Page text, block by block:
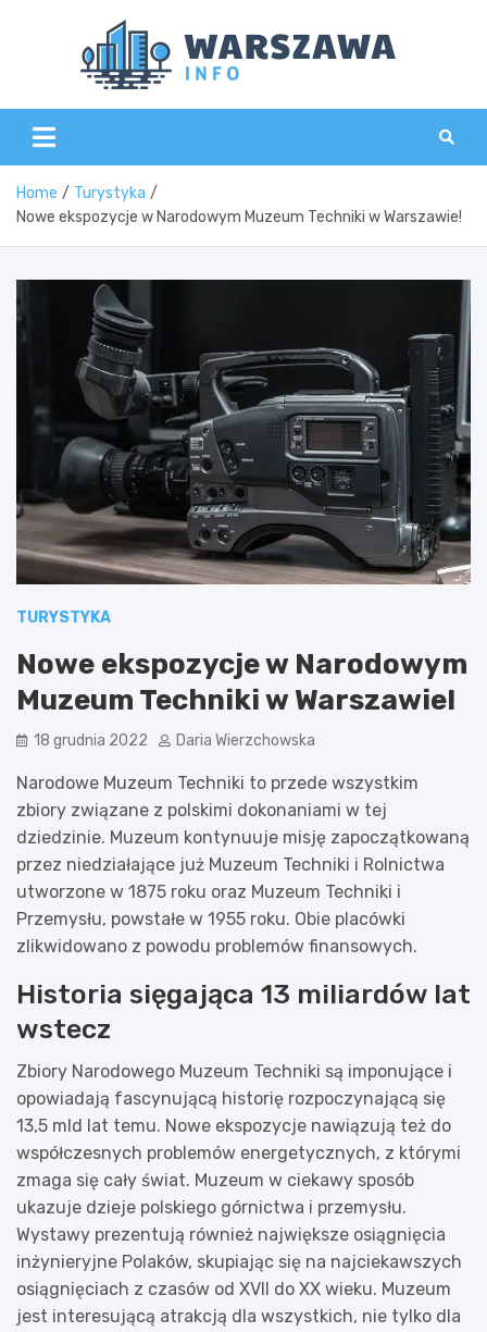
Home
Turystyka
Nowe ekspozycje w Narodowym Muzeum Techniki w Warszawie!
TURYSTYKA
Nowe ekspozycje w Narodowym
Muzeum Techniki w Warszawie!
18 grudnia 2022 Daria Wierzchowska
Narodowe Muzeum Techniki to przede wszystkim
zbiory związane z polskimi dokonaniami w tej
dziedzinie. Muzeum kontynuuje misję zapoczątkowaną
przez niedziałające już Muzeum Techniki i Rolnictwa
utworzone w 1875 roku oraz Muzeum Techniki i
Przemysłu, powstałe w 1955 roku. Obie placówki
zlikwidowano z powodu problemów finansowych.
Historia sięgająca 13 miliardów lat
wstecz
Zbiory Narodowego Muzeum Techniki są imponujące i
opowiadają fascynującą historię rozpoczynającą się
13,5 mld lat temu. Nowe ekspozycje nawiązują też do
współczesnych problemów energetycznych, z którymi
zmaga się cały świat. Muzeum w ciekawy sposób
ukazuje dzieje polskiego górnictwa i przemysłu.
Wystawy prezentują również największe osiągnięcia
inżynieryjne Polaków, skupiając się na najciekawszych
osiągnięciach z czasów od XVII do XX wieku. Muzeum
jest interesującą atrakcją dla wszystkich, nie tylko dla